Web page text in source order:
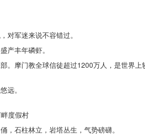
对军迷来说不容错过。
产丰年磷虾。
。摩门教全球信徒超过1200万人，是世界
远。
度假村
，石柱林立，岩塔丛生，气势磅礴。